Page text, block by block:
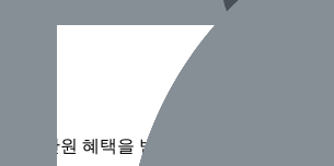
1만원 혜택을 받아보세요